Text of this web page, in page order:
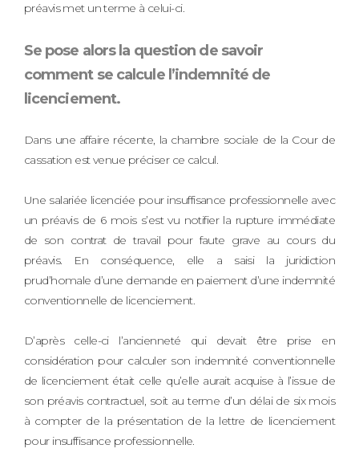
préavis met un terme à celui-ci.
Se pose alors la question de savoir
comment se calcule l’indemnité de
licenciement.
Dans une affaire récente, la chambre sociale de la Cour de
cassation est venue préciser ce calcul.
Une salariée licenciée pour insuffisance professionnelle avec
un préavis de 6 mois s’est vu notifier la rupture immédiate
de son contrat de travail pour faute grave au cours du
préavis. En conséquence, elle a saisi la juridiction
prud’homale d’une demande en paiement d’une indemnité
conventionnelle de licenciement.
D’après celle-ci l’ancienneté qui devait être prise en
considération pour calculer son indemnité conventionnelle
de licenciement était celle qu’elle aurait acquise à l’issue de
son préavis contractuel, soit au terme d’un délai de six mois
à compter de la présentation de la lettre de licenciement
pour insuffisance professionnelle.